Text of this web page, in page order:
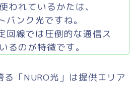
われているかたは、
バンク光ですね。
回線では圧倒的な通信ス
るのが特徴です。
「NURO光」は提供エリア